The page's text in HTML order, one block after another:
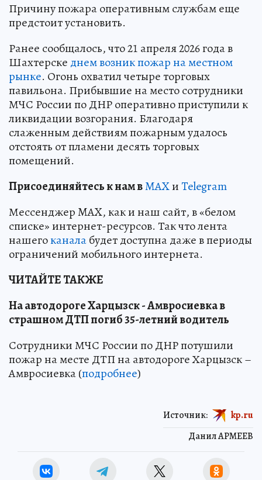
Причину пожара оперативным службам еще
предстоит установить.
Ранее сообщалось, что 21 апреля 2026 года в
Шахтерске днем возник пожар на местном
рынке. Огонь охватил четыре торговых
павильона. Прибывшие на место сотрудники
МЧС России по ДНР оперативно приступили к
ликвидации возгорания. Благодаря
слаженным действиям пожарным удалось
отстоять от пламени десять торговых
помещений.
Присоединяйтесь к нам вMAXиTelegram
Мессенджер MAX, как и наш сайт, в «белом
списке» интернет-ресурсов. Так что лента
нашегоканалабудет доступна даже в периоды
ограничений мобильного интернета.
ЧИТАЙТЕ ТАКЖЕ
На автодороге Харцызск - Амвросиевка в
страшном ДТП погиб 35-летний водитель
Сотрудники МЧС России по ДНР потушили
пожар на месте ДТП на автодороге Харцызск –
Амвросиевка (подробнее)
Данил АРМЕЕВ
Источник: kp.ru